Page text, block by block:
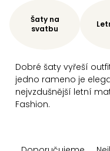
Dobré šaty vyřeší
jedno rameno je
nejvzdušnější letní
Fashion.
Šaty na
svatbu